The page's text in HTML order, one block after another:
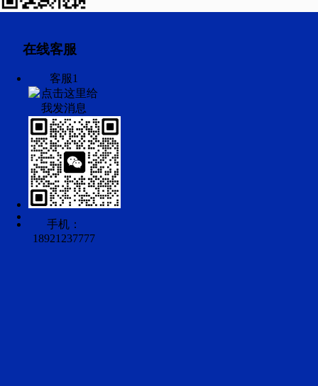
在线客服
客服1
手机：
18921237777